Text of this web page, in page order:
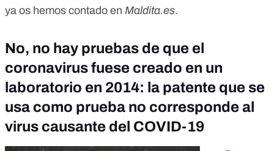
ya os hemos contado en Maldita.es.
No, no hay pruebas de que el
coronavirus fuese creado en un
laboratorio en 2014: la patente que se
usa como prueba no corresponde al
virus causante del COVID-19